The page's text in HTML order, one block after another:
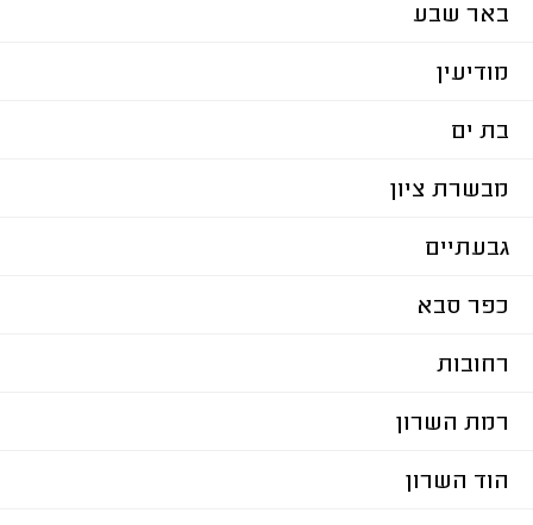
באר שבע
מודיעין
בת ים
מבשרת ציון
גבעתיים
כפר סבא
רחובות
רמת השרון
הוד השרון